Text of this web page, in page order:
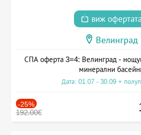
виж
Велинград
СПА оферта 3=4: Велинград -
минерални
Дата: 01.07 - 30.09 +
-25%
192.00€